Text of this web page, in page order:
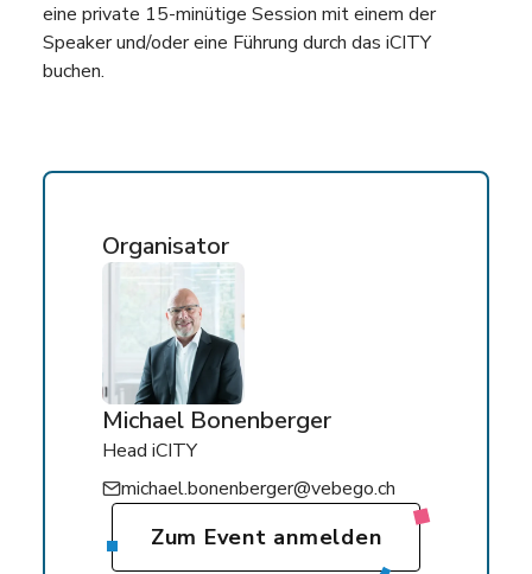
eine private 15-minütige Session mit einem der
Speaker und/oder eine Führung durch das iCITY
buchen.
Organisator
Michael Bonenberger
Head iCITY
michael.bonenberger@vebego.ch
Zum Event anmelden